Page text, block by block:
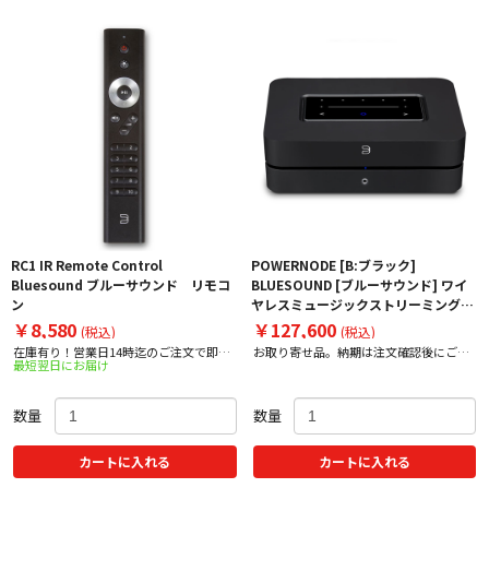
RC1 IR Remote Control
Bluesound ブルーサウンド リモコ
ン
￥8,580 (税込)
在庫有り！営業日14時迄のご注文で即日
出荷！
最短翌日にお届け
数量
カートに入れる
POWERNODE [B:ブラック]
BLUESOUND [ブルーサウンド] ワイ
ヤレスミュージックストリーミングア
ンプ 下取り査定額20%アップ実施
中！
￥127,600 (税込)
お取り寄せ品。納期は注文確認後にご案
数量
カートに入れる